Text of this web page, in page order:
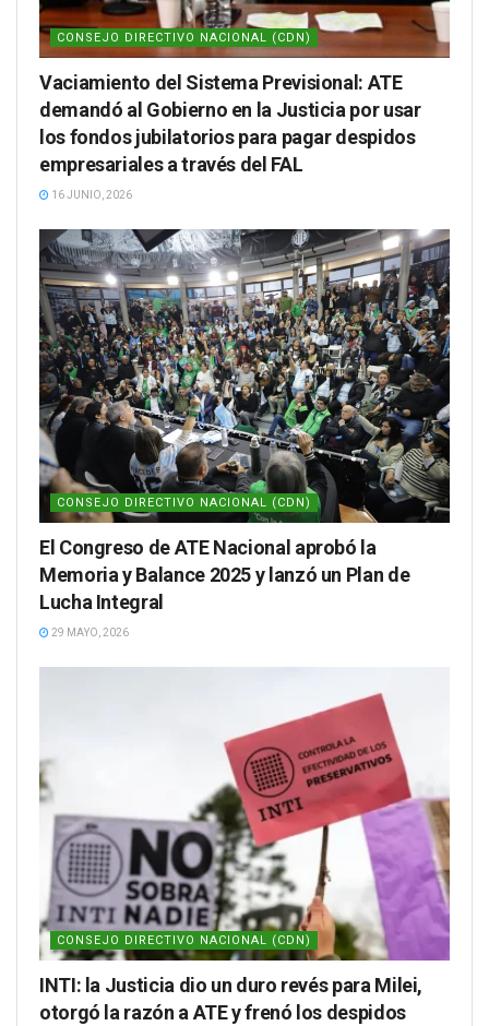
CONSEJO DIRECTIVO NACIONAL (CDN)
Vaciamiento del Sistema Previsional: ATE
demandó al Gobierno en la Justicia por usar
los fondos jubilatorios para pagar despidos
empresariales a través del FAL
16 JUNIO, 2026
CONSEJO DIRECTIVO NACIONAL (CDN)
El Congreso de ATE Nacional aprobó la
Memoria y Balance 2025 y lanzó un Plan de
Lucha Integral
29 MAYO, 2026
CONSEJO DIRECTIVO NACIONAL (CDN)
INTI: la Justicia dio un duro revés para Milei,
otorgó la razón a ATE y frenó los despidos